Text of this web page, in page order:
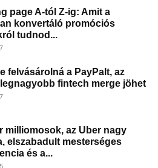
page A-tól Z-ig: Amit a
konvertáló promóciós
tudnod...
felvásárolná a PayPalt, az
fintech merge jöhet
milliomosok, az Uber nagy
elszabadult mesterséges
és a...